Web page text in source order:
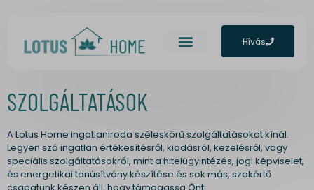
Hívás
SZOLGÁLTATÁSOK
A Lotus Home ingatlaniroda széleskörű szolgáltatásokat kínál.
Legyen szó ingatlan értékesítésről, kiadásról, kezelésről, vagy
speciális szolgáltatásokról, mint a hitelügyintézés, jogi képviselet,
és energetikai tanúsítvány készítése és sok más, szakértő